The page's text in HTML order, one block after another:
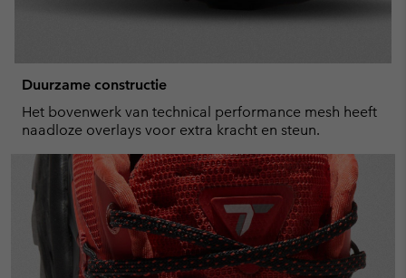
Duurzame constructie
Het bovenwerk van technical performance mesh heeft
naadloze overlays voor extra kracht en steun.